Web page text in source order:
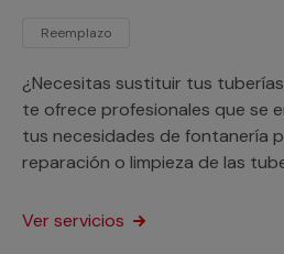
Reemplazo
¿Necesitas sustituir tus tuberías
te ofrece profesionales que se
tus necesidades de fontanería
reparación o limpieza de las
Ver servicios